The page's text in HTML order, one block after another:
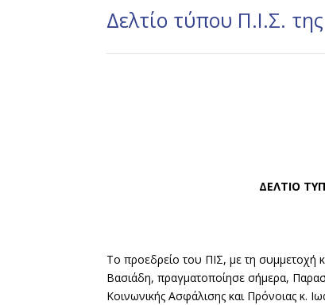
Δελτίο τύπου Π.Ι.Σ.
ΔΕΛΤΙΟ
To προεδρείο του ΠΙΣ, με τη συμμετοχή
Βασιάδη, πραγματοποίησε σήμερα,
Κοινωνικής Ασφάλισης και Πρόνοιας κ.